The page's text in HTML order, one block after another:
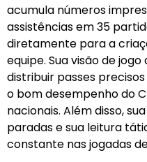
acumula números
assistências em 35
diretamente para a
equipe. Sua visão de
distribuir passes
o bom desempenho do
nacionais. Além disso,
paradas e sua leitura
constante nas jogadas